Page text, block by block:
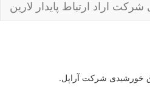
خورشیدی شرکت آراپل.